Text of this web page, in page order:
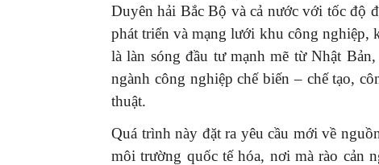
Duyên hải Bắc Bộ và cả nước với tốc độ
phát triển và mạng lưới khu công
là làn sóng đầu tư mạnh mẽ từ Nhật
ngành công nghiệp chế biến – chế tạo,
thuật.
Quá trình này đặt ra yêu cầu mới về
môi trường quốc tế hóa, nơi mà rào cản